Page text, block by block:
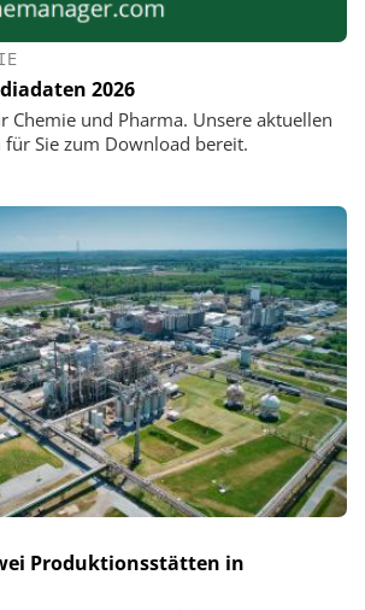
2026
Chemie und Pharma. Unsere aktuellen
für Sie zum Download bereit.
Produktionsstätten in